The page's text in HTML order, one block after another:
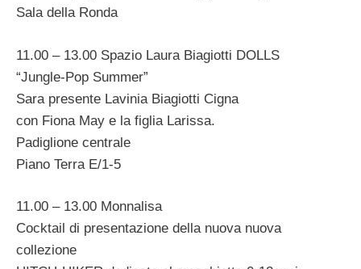
Sala della Ronda
11.00 – 13.00 Spazio Laura Biagiotti DOLLS
“Jungle-Pop Summer”
Sara presente Lavinia Biagiotti Cigna
con Fiona May e la figlia Larissa.
Padiglione centrale
Piano Terra E/1-5
11.00 – 13.00 Monnalisa
Cocktail di presentazione della nuova nuova
collezione